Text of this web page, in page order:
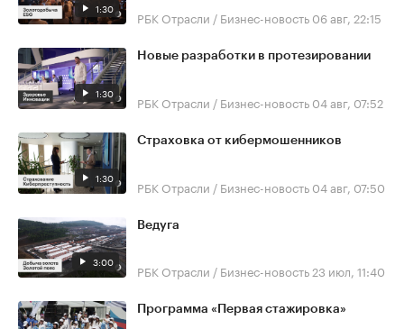
1:30 РБК Отрасли / Бизнес-новость 06 авг, 22:15
1:30
Новые разработки в протезировании
РБК Отрасли / Бизнес-новость 04 авг, 07:52
1:30
Страховка от кибермошенников
РБК Отрасли / Бизнес-новость 04 авг, 07:50
3:00
Ведуга
РБК Отрасли / Бизнес-новость 23 июл, 11:40
Программа «Первая стажировка»